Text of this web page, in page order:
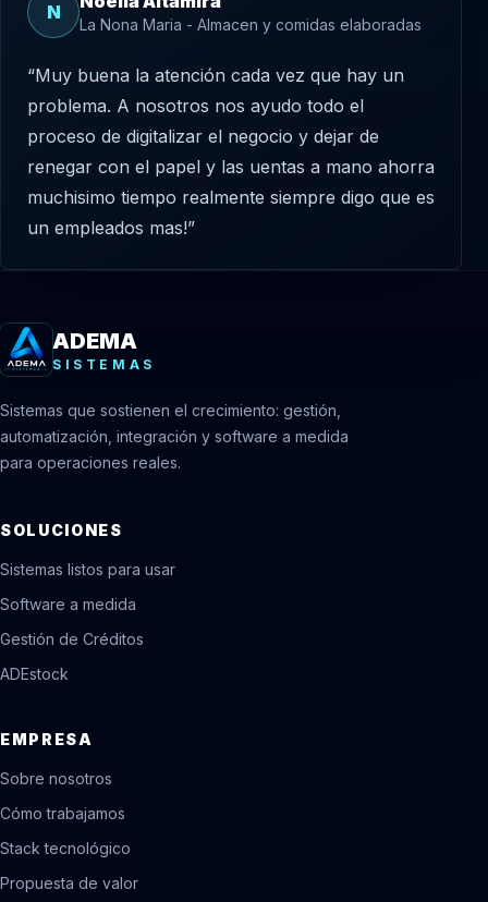
N
La Nona Maria - Almacen y comidas elaboradas
“Muy buena la atención cada vez que hay un
problema. A nosotros nos ayudo todo el
proceso de digitalizar el negocio y dejar de
renegar con el papel y las uentas a mano ahorra
muchisimo tiempo realmente siempre digo que es
un empleados mas!”
ADEMA
SISTEMAS
Sistemas que sostienen el crecimiento: gestión,
automatización, integración y software a medida
para operaciones reales.
SOLUCIONES
Sistemas listos para usar
Software a medida
Gestión de Créditos
ADEstock
EMPRESA
Sobre nosotros
Cómo trabajamos
Stack tecnológico
Propuesta de valor